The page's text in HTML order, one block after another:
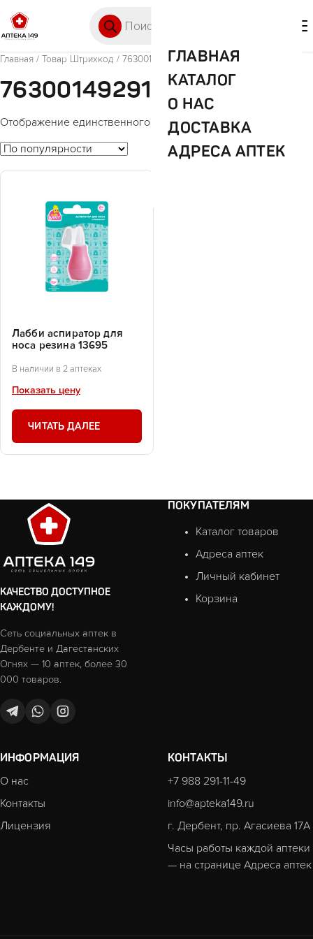
ГЛАВНАЯ
КАТАЛОГ
О НАС
ДОСТАВКА
АДРЕСА АПТЕК
Главная / Товар Штрихкод / 7630014929191
7630014929191
Отображение единственного товара
Лабби аспиратор для
носа резина 13695
В наличии в 2 аптеках
Показать цену
ЧИТАТЬ ДАЛЕЕ
КАЧЕСТВО ДОСТУПНОЕ
КАЖДОМУ!
Сеть социальных аптек в
Дербенте и Дагестанских
Огнях — 10 аптек, более 30
000 товаров.
ПОКУПАТЕЛЯМ
Каталог товаров
Адреса аптек
Личный кабинет
Корзина
ИНФОРМАЦИЯ
О нас
Контакты
Лицензия
КОНТАКТЫ
+7 988 291-11-49
info@apteka149.ru
г. Дербент, пр. Агасиева 17А
Часы работы каждой аптеки
— на странице Адреса аптек